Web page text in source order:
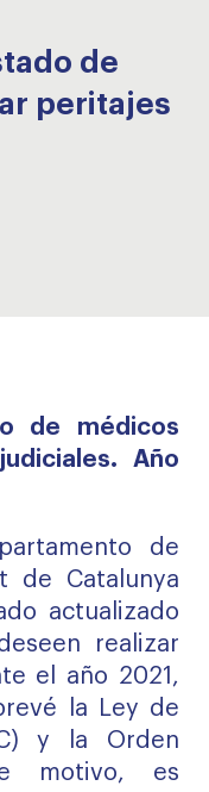
de
peritajes
de médicos
Año
de
de Catalunya
actualizado
realizar
el año 2021,
la Ley de
y la Orden
motivo, es